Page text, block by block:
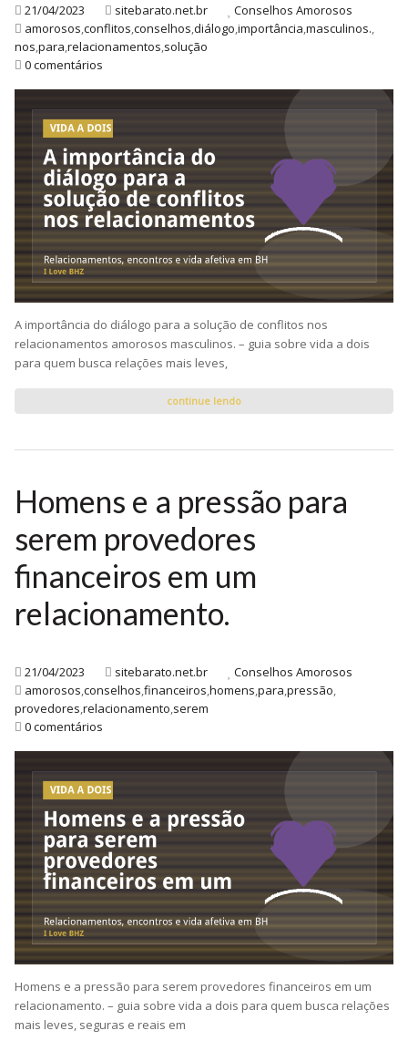
21/04/2023 sitebarato.net.br
Conselhos Amorosos
amorosos,conflitos,conselhos,diálogo,importância,masculinos.,
nos,para,relacionamentos,solução
0 comentários
A importância do diálogo para a solução de conflitos nos
relacionamentos amorosos masculinos. – guia sobre vida a dois
para quem busca relações mais leves,
continue lendo
Homens e a pressão para
serem provedores
financeiros em um
relacionamento.
21/04/2023 sitebarato.net.br
Conselhos Amorosos
amorosos,conselhos,financeiros,homens,para,pressão,
provedores,relacionamento,serem
0 comentários
Homens e a pressão para serem provedores financeiros em um
relacionamento. – guia sobre vida a dois para quem busca relações
mais leves, seguras e reais em